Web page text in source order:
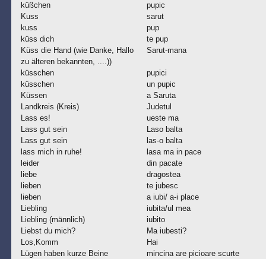
küßchen
pupic
Kuss
sarut
kuss
pup
küss dich
te pup
Küss die Hand (wie Danke, Hallo
zu älteren bekannten, ....))
Sarut-mana
küsschen
pupici
küsschen
un pupic
Küssen
a Saruta
Landkreis (Kreis)
Judetul
Lass es!
ueste ma
Lass gut sein
Laso balta
Lass gut sein
las-o balta
lass mich in ruhe!
lasa ma in pace
leider
din pacate
liebe
dragostea
lieben
te jubesc
lieben
a iubi/ a-i place
Liebling
iubita/ul mea
Liebling (männlich)
iubito
Liebst du mich?
Ma iubesti?
Los,Komm
Hai
Lügen haben kurze Beine
mincina are picioare scurte